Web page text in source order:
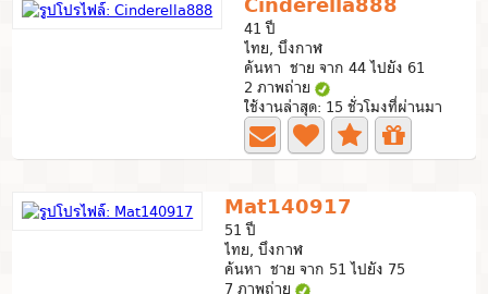
41 ปี
ไทย, บึงกาฬ
ค้นหา ชาย จาก 44 ไปยัง 61
2 ภาพถ่าย
ใช้งานล่าสุด: 15 ชั่วโมงที่ผ่านมา
Mat140917
51 ปี
ไทย, บึงกาฬ
ค้นหา ชาย จาก 51 ไปยัง 75
7 ภาพถ่าย